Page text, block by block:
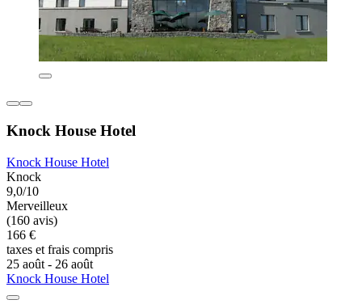
Knock House Hotel
Knock House Hotel
Knock
9,0/10
Merveilleux
(160 avis)
166 €
taxes et frais compris
25 août - 26 août
Knock House Hotel